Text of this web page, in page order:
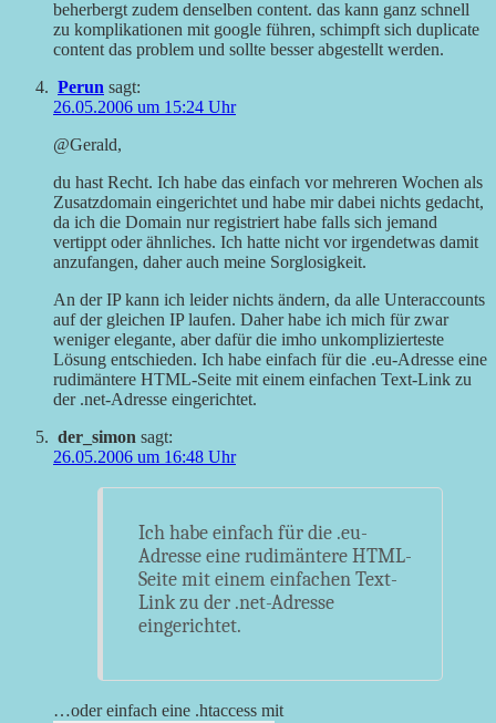
beherbergt zudem denselben content. das kann ganz schnell
zu komplikationen mit google führen, schimpft sich duplicate
content das problem und sollte besser abgestellt werden.
Perun sagt:
26.05.2006 um 15:24 Uhr
@Gerald,
du hast Recht. Ich habe das einfach vor mehreren Wochen als
Zusatzdomain eingerichtet und habe mir dabei nichts gedacht,
da ich die Domain nur registriert habe falls sich jemand
vertippt oder ähnliches. Ich hatte nicht vor irgendetwas damit
anzufangen, daher auch meine Sorglosigkeit.
An der IP kann ich leider nichts ändern, da alle Unteraccounts
auf der gleichen IP laufen. Daher habe ich mich für zwar
weniger elegante, aber dafür die imho unkomplizierteste
Lösung entschieden. Ich habe einfach für die .eu-Adresse eine
rudimäntere HTML-Seite mit einem einfachen Text-Link zu
der .net-Adresse eingerichtet.
der_simon sagt:
26.05.2006 um 16:48 Uhr
Ich habe einfach für die .eu-
Adresse eine rudimäntere HTML-
Seite mit einem einfachen Text-
Link zu der .net-Adresse
eingerichtet.
…oder einfach eine .htaccess mit